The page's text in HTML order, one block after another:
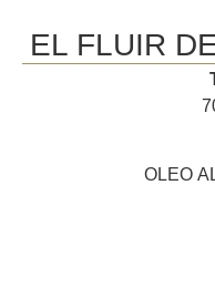
EL FLUIR
OLEO